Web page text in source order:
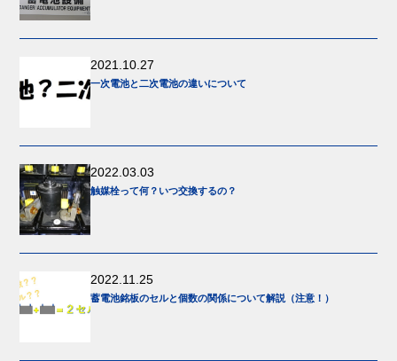
2021.10.27
一次電池と二次電池の違いについて
2022.03.03
触媒栓って何？いつ交換するの？
2022.11.25
蓄電池銘板のセルと個数の関係について解説（注意！）